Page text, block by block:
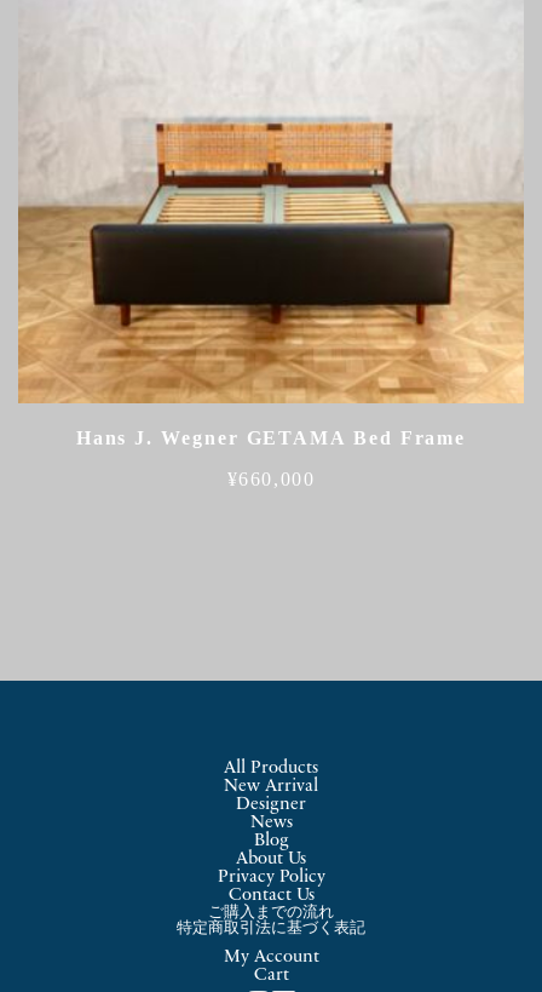
Hans J. Wegner GETAMA Bed Frame
¥660,000
All Products
New Arrival
Designer
News
Blog
About Us
Privacy Policy
Contact Us
ご購入までの流れ
特定商取引法に基づく表記
My Account
Cart